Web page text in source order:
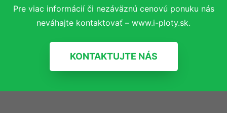
Pre viac informácií či nezáväznú cenovú ponuku nás
neváhajte kontaktovať – www.i-ploty.sk.
KONTAKTUJTE NÁS